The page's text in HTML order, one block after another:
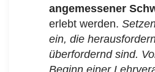
angemessener
erlebt werden.
ein, die
überfordernd sind.
Beginn einer